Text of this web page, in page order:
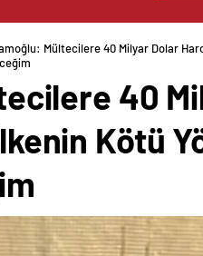
Mültecilere 40 Milyar Dolar
40
Kötü